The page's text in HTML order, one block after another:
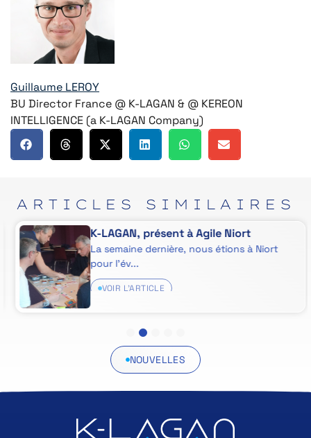
Guillaume LEROY
BU Director France @ K-LAGAN & @ KEREON
INTELLIGENCE (a K-LAGAN Company)
ARTICLES SIMILAIRES
K-LAGAN, présent à Agile Niort
La semaine dernière, nous étions à Niort
pour l’év...
VOIR L'ARTICLE
5
NOUVELLES